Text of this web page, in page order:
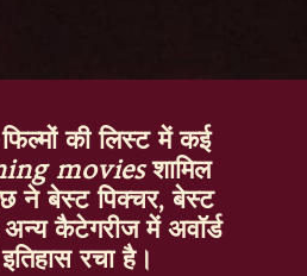
की लिस्ट में कई
moviesशामिल
ने बेस्ट पिक्चर, बेस्ट
कैटेगरीज में अवॉर्ड
रचा है।